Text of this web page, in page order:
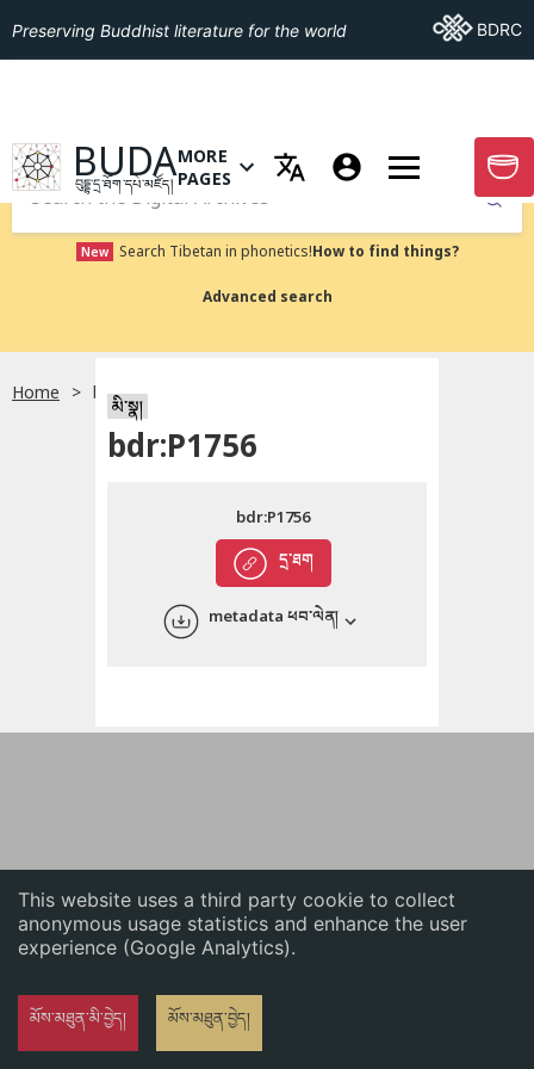
This website uses a third party cookie to collect
anonymous usage statistics and enhance the user
experience (Google Analytics).
མོས་མཐུན་མི་བྱེད། མོས་མཐུན་བྱེད།
English
Preserving Buddhist literature for the world Go ToBDRC
GO TO HOMEPAGE
BUDA
བུདྡྷ་དྲ་ཐོག་དཔེ་མཛོད།
OPEN MENU OF MORE PAGES
MORE
PAGES
GO
Submit
New Search Tibetan in phonetics!How to find things?
Advanced search
Home bdr:P1756
མི་སྣ།
bdr:P1756
དྲ་ཐག
bdr:P1756
metadata ཕབ་ལེན།